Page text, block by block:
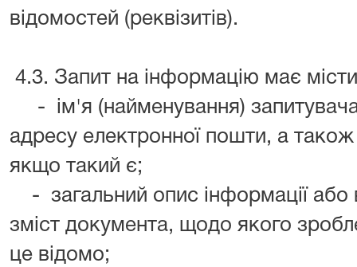
відомостей (реквізитів).
4.3. Запит на інформацію має
- ім'я (найменування)
адресу електронної пошти, а
якщо такий є;
- загальний опис інформації або
зміст документа, щодо якого
це відомо;